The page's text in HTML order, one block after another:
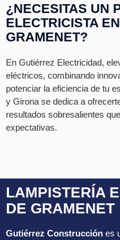
¿NECESITAS UN
ELECTRICISTA
GRAMENET?
En Gutiérrez Electricidad,
eléctricos, combinando
potenciar la eficiencia de tu
y Girona se dedica a
resultados sobresalientes
expectativas.
LAMPISTERÍA
DE GRAMENET
Gutiérrez Construcción es